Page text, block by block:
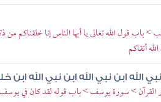
قول الله تعالى يا أيها الناس إنا خلقناكم من
أتقاكم
ابن نبي الله ابن نبي الله ابن
> سورة يوسف > باب قوله لقد كان في يوسف